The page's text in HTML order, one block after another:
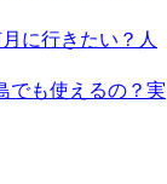
に行きたい？人
でも使えるの？実